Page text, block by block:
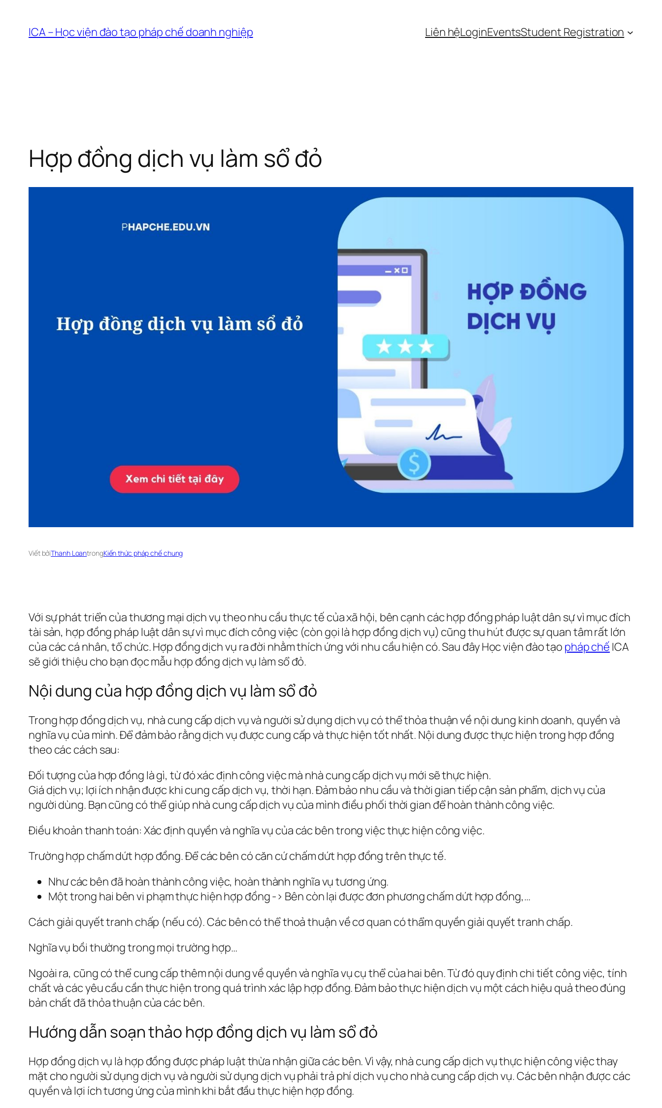
ICA – Học viện đào tạo pháp chế doanh nghiệp Liên hệLoginEventsStudent Registration
Hợp đồng dịch vụ làm sổ đỏ
Viết bởiThanh LoantrongKiến thức pháp chế chung
Với sự phát triển của thương mại dịch vụ theo nhu cầu thực tế của xã hội, bên cạnh các hợp đồng pháp luật dân sự vì mục đích
tài sản, hợp đồng pháp luật dân sự vì mục đích công việc (còn gọi là hợp đồng dịch vụ) cũng thu hút được sự quan tâm rất lớn
của các cá nhân, tổ chức. Hợp đồng dịch vụ ra đời nhằm thích ứng với nhu cầu hiện có. Sau đây Học viện đào tạo pháp chế ICA
sẽ giới thiệu cho bạn đọc mẫu hợp đồng dịch vụ làm sổ đỏ.
Nội dung của hợp đồng dịch vụ làm sổ đỏ
Trong hợp đồng dịch vụ, nhà cung cấp dịch vụ và người sử dụng dịch vụ có thể thỏa thuận về nội dung kinh doanh, quyền và
nghĩa vụ của mình. Để đảm bảo rằng dịch vụ được cung cấp và thực hiện tốt nhất. Nội dung được thực hiện trong hợp đồng
theo các cách sau:
Đối tượng của hợp đồng là gì, từ đó xác định công việc mà nhà cung cấp dịch vụ mới sẽ thực hiện.
Giá dịch vụ; lợi ích nhận được khi cung cấp dịch vụ, thời hạn. Đảm bảo nhu cầu và thời gian tiếp cận sản phẩm, dịch vụ của
người dùng. Bạn cũng có thể giúp nhà cung cấp dịch vụ của mình điều phối thời gian để hoàn thành công việc.
Điều khoản thanh toán: Xác định quyền và nghĩa vụ của các bên trong việc thực hiện công việc.
Trường hợp chấm dứt hợp đồng. Để các bên có căn cứ chấm dứt hợp đồng trên thực tế.
Như các bên đã hoàn thành công việc, hoàn thành nghĩa vụ tương ứng.
Một trong hai bên vi phạm thực hiện hợp đồng -> Bên còn lại được đơn phương chấm dứt hợp đồng,…
Cách giải quyết tranh chấp (nếu có). Các bên có thể thoả thuận về cơ quan có thẩm quyền giải quyết tranh chấp.
Nghĩa vụ bồi thường trong mọi trường hợp…
Ngoài ra, cũng có thể cung cấp thêm nội dung về quyền và nghĩa vụ cụ thể của hai bên. Từ đó quy định chi tiết công việc, tính
chất và các yêu cầu cần thực hiện trong quá trình xác lập hợp đồng. Đảm bảo thực hiện dịch vụ một cách hiệu quả theo đúng
bản chất đã thỏa thuận của các bên.
Hướng dẫn soạn thảo hợp đồng dịch vụ làm sổ đỏ
Hợp đồng dịch vụ là hợp đồng được pháp luật thừa nhận giữa các bên. Vì vậy, nhà cung cấp dịch vụ thực hiện công việc thay
mặt cho người sử dụng dịch vụ và người sử dụng dịch vụ phải trả phí dịch vụ cho nhà cung cấp dịch vụ. Các bên nhận được các
quyền và lợi ích tương ứng của mình khi bắt đầu thực hiện hợp đồng.